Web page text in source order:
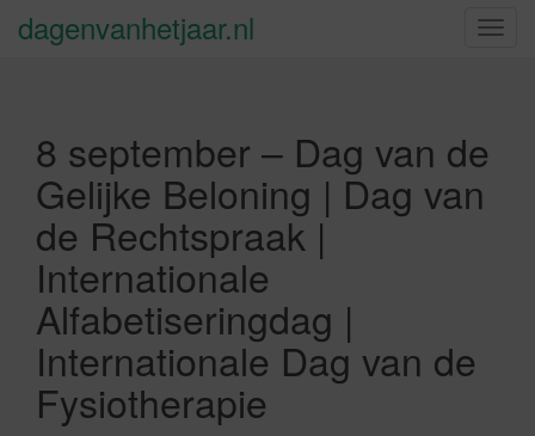
S
dagenvanhetjaar.nl
8 september – Dag van de
Gelijke Beloning | Dag van
de Rechtspraak |
Internationale
Alfabetiseringdag |
Internationale Dag van de
Fysiotherapie